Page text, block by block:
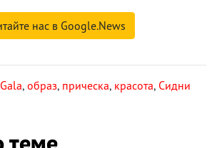
нас в Google.News
, образ, прическа, красота, Сидни